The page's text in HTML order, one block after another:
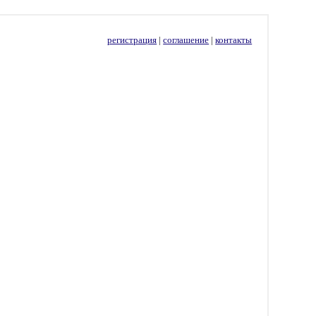
регистрация |соглашение |контакты